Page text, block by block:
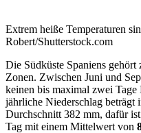
Extrem heiße Temperaturen
Robert/Shutterstock.com
Die Südküste Spaniens gehört
Zonen. Zwischen Juni und
keinen bis maximal zwei
jährliche Niederschlag beträgt
Durchschnitt 382 mm, dafür
Tag mit einem Mittelwert von